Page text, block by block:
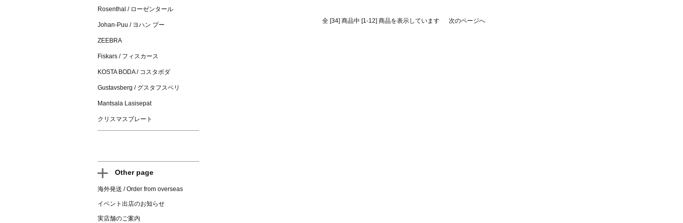
全 [34] 商品中 [1-12] 商品を表示しています 次のページへ
Rosenthal / ローゼンタール
Johan-Puu / ヨハン プー
ZEEBRA
Fiskars / フィスカース
KOSTA BODA / コスタボダ
Gustavsberg / グスタフスベリ
Mantsala Lasisepat
クリスマスプレート
Other page
海外発送 / Order from overseas
イベント出店のお知らせ
実店舗のご案内